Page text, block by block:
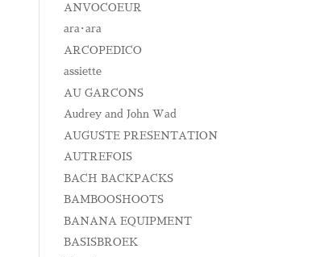
ANVOCOEUR
ara･ara
ARCOPEDICO
assiette
AU GARCONS
Audrey and John Wad
AUGUSTE PRESENTATION
AUTREFOIS
BACH BACKPACKS
BAMBOOSHOOTS
BANANA EQUIPMENT
BASISBROEK